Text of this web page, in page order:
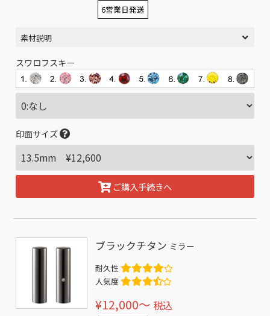
6営業日発送
素材説明
スワロフスキー
印面サイズ
ご購入手続きへ
ブラックチタン ミラー
耐久性
人気度
¥12,000〜 税込